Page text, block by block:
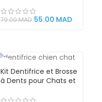
79.00MAD 55.00 MAD
Kit Dentifrice et Brosse
à Dents pour Chats et
Complet pour Hygiène